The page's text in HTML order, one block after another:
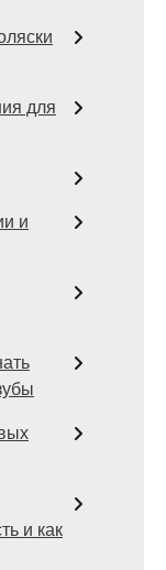
для
и
и как